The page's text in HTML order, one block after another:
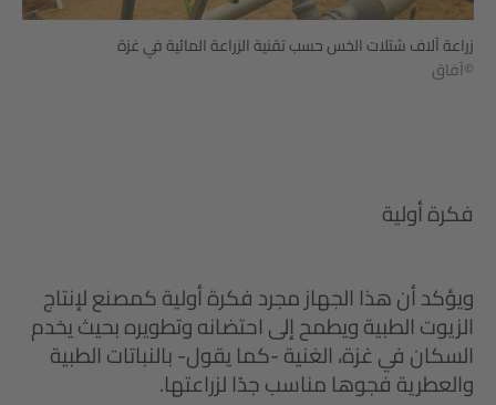
زراعة آلاف شتلات الخس حسب تقنية الزراعة المائية في غزة
©آفاق
فكرة أولية
ويؤكد أن هذا الجهاز مجرد فكرة أولية كمصنع لإنتاج
الزيوت الطبية ويطمح إلى احتضانه وتطويره بحيث يخدم
السكان في غزة، الغنية -كما يقول- بالنباتات الطبية
والعطرية فجوها مناسب جدًا لزراعتها.